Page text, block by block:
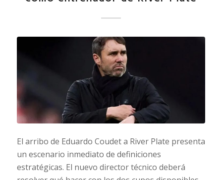
El arribo de Eduardo Coudet a River Plate presenta
un escenario inmediato de definiciones
estratégicas. El nuevo director técnico deberá